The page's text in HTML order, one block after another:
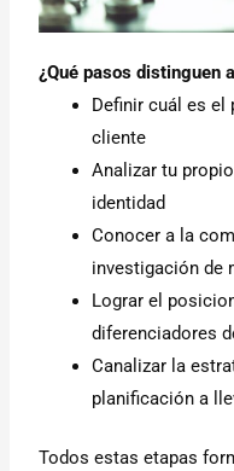
¿Qué pasos distinguen
Definir cuál es el
cliente
Analizar tu
identidad
Conocer a la
investigación de
Lograr el
diferenciadores
Canalizar la
planificación a
Todos estas etapas